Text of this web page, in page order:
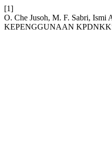
[1]
O. Che Jusoh, M. F. Sabri,
KEPENGGUNAAN